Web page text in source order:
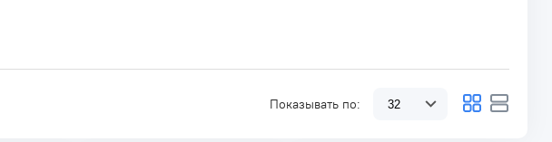
Показывать по: